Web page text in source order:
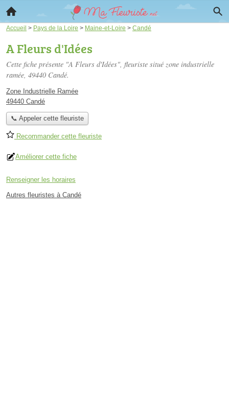
Accueil > Pays de la Loire > Maine-et-Loire > Candé
A Fleurs d'Idées
Cette fiche présente "A Fleurs d'Idées", fleuriste situé zone industrielle
ramée, 49440 Candé.
Zone Industrielle Ramée
49440 Candé
📞 Appeler cette fleuriste
Recommander cette fleuriste
Améliorer cette fiche
Renseigner les horaires
Autres fleuristes à Candé